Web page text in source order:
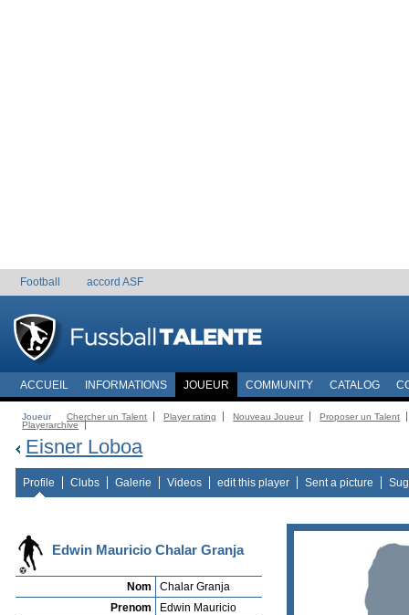
Football accord ASF
ACCUEIL INFORMATIONS JOUEUR COMMUNITY CATALOG
Joueur Chercher un Talent Player rating Nouveau Joueur
Proposer un Talent
Playerarchive
Eisner Loboa
Profile Clubs Galerie Videos edit this player Sent a picture
Edwin Mauricio Chalar Granja
Nom
Chalar Granja
Prenom
Edwin Mauricio